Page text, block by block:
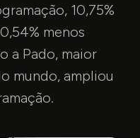
10,75%
menos
a Pado, maior
mundo, ampliou